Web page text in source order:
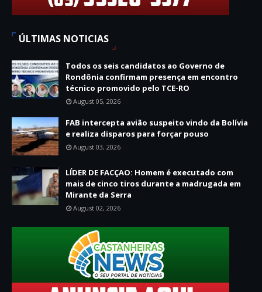
ÚLTIMAS NOTICIAS
Todos os seis candidatos ao Governo de
Rondônia confirmam presença em encontro
técnico promovido pelo TCE-RO
August 05, 2026
FAB intercepta avião suspeito vindo da Bolívia
e realiza disparos para forçar pouso
August 03, 2026
LÍDER DE FACÇAO: Homem é executado com
mais de cinco tiros durante a madrugada em
Mirante da Serra
August 02, 2026